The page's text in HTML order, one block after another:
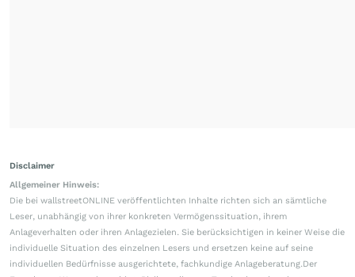
Disclaimer
Allgemeiner Hinweis:
Die bei wallstreetONLINE veröffentlichten Inhalte richten sich an sämtliche
Leser, unabhängig von ihrer konkreten Vermögenssituation, ihrem
Anlageverhalten oder ihren Anlagezielen. Sie berücksichtigen in keiner Weise die
individuelle Situation des einzelnen Lesers und ersetzen keine auf seine
individuellen Bedürfnisse ausgerichtete, fachkundige Anlageberatung.Der